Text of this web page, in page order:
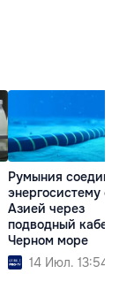
Румыния
энергосистему с
Азией через
подводный
Черном море
14 Июл. 13:54